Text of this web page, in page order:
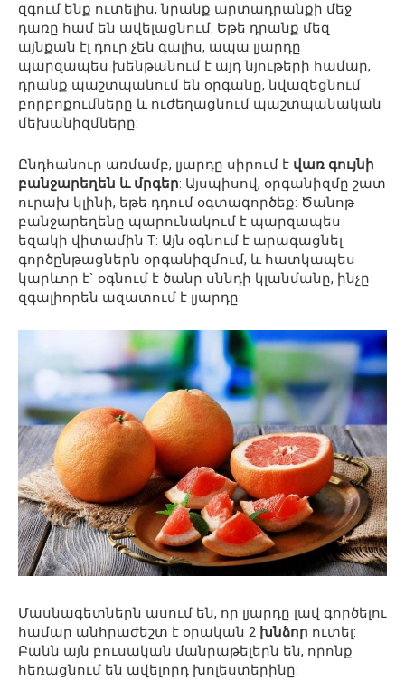
զգում ենք ուտելիս, նրանք արտադրանքի մեջ
դառը համ են ավելացնում: Եթե ​​դրանք մեզ
այնքան էլ դուր չեն գալիս, ապա լյարդը
պարզապես խենթանում է այդ նյութերի համար,
դրանք պաշտպանում են օրգանը, նվազեցնում
բորբոքումները և ուժեղացնում պաշտպանական
մեխանիզմները:
Ընդհանուր առմամբ, լյարդը սիրում է վառ գույնի
բանջարեղեն և մրգեր: Այսպիսով, օրգանիզմը շատ
ուրախ կլինի, եթե դդում օգտագործեք: Ծանոթ
բանջարեղենը պարունակում է պարզապես
եզակի վիտամին T: Այն օգնում է արագացնել
գործընթացներն օրգանիզմում, և հատկապես
կարևոր է` օգնում է ծանր սննդի կլանմանը, ինչը
զգալիորեն ազատում է լյարդը:
Մասնագետներն ասում են, որ լյարդը լավ գործելու
համար անհրաժեշտ է օրական 2 խնձոր ուտել:
Բանն այն բուսական մանրաթելերն են, որոնք
հեռացնում են ավելորդ խոլեստերինը: